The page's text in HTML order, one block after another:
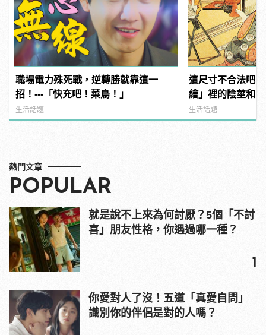
職場電力殊死戰，逆轉勝就靠這一
招！---「快充吧！菜鳥！」
生活話題
這尺寸不合法吧
繪」裡的陰莖和
生活話題
熱門文章
POPULAR
就是說不上來為何討厭？5個「不討
喜」朋友性格，你遇過哪一種？
1
你愛對人了沒！五道「真愛自問」
識別你的伴侶是對的人嗎？